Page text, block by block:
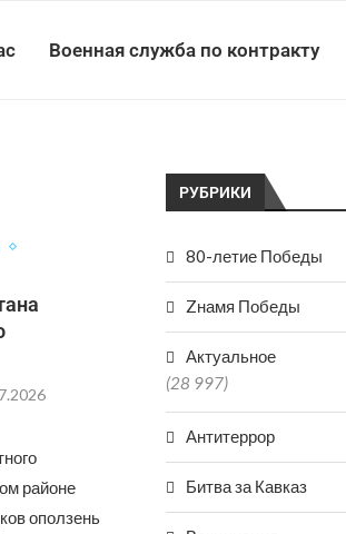
Военная служба по контракту
районе
оползень
РУБРИКИ
80-летие Победы
Zнамя Победы
Актуальное
(28 997)
Антитеррор
Битва за Кавказ